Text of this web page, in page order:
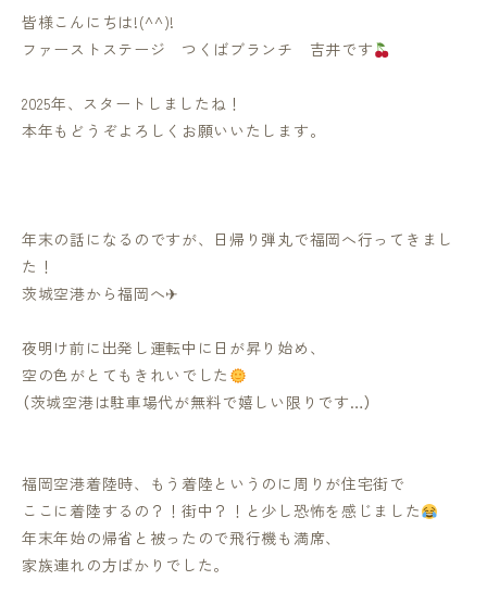
皆様こんにちは!(^^)!
ファーストステージ つくばブランチ 吉井です
2025年、スタートしましたね！
本年もどうぞよろしくお願いいたします。
年末の話になるのですが、日帰り弾丸で福岡へ行ってきまし
た！
茨城空港から福岡へ✈
夜明け前に出発し運転中に日が昇り始め、
空の色がとてもきれいでした
（茨城空港は駐車場代が無料で嬉しい限りです…）
福岡空港着陸時、もう着陸というのに周りが住宅街で
ここに着陸するの？！街中？！と少し恐怖を感じました
年末年始の帰省と被ったので飛行機も満席、
家族連れの方ばかりでした。